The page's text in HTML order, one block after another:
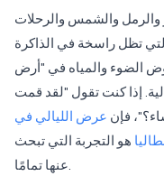
والرمل والشمس والرحلات
التي تظل راسخة في الذاكرة
الضوء والمياه في "أرض
إذا كنت تقول "لقد قمت
فإن عرض الليالي في
هو التجربة التي تبحث
عنها تمامًا.